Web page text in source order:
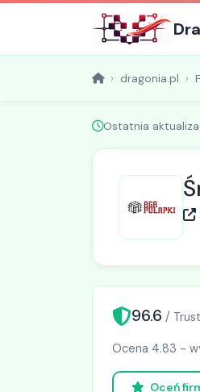
dragonia.pl
Ostatnia
96.6 /
Ocena 4.83 -
Oceń